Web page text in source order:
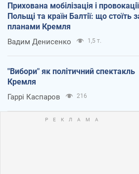
Прихована мобілізація і
Польщі та країн Балтії: що стоїть
планами Кремля
Вадим Денисенко 1,5 т.
"Вибори" як політичний спектакль
Кремля
Гаррі Каспаров 216